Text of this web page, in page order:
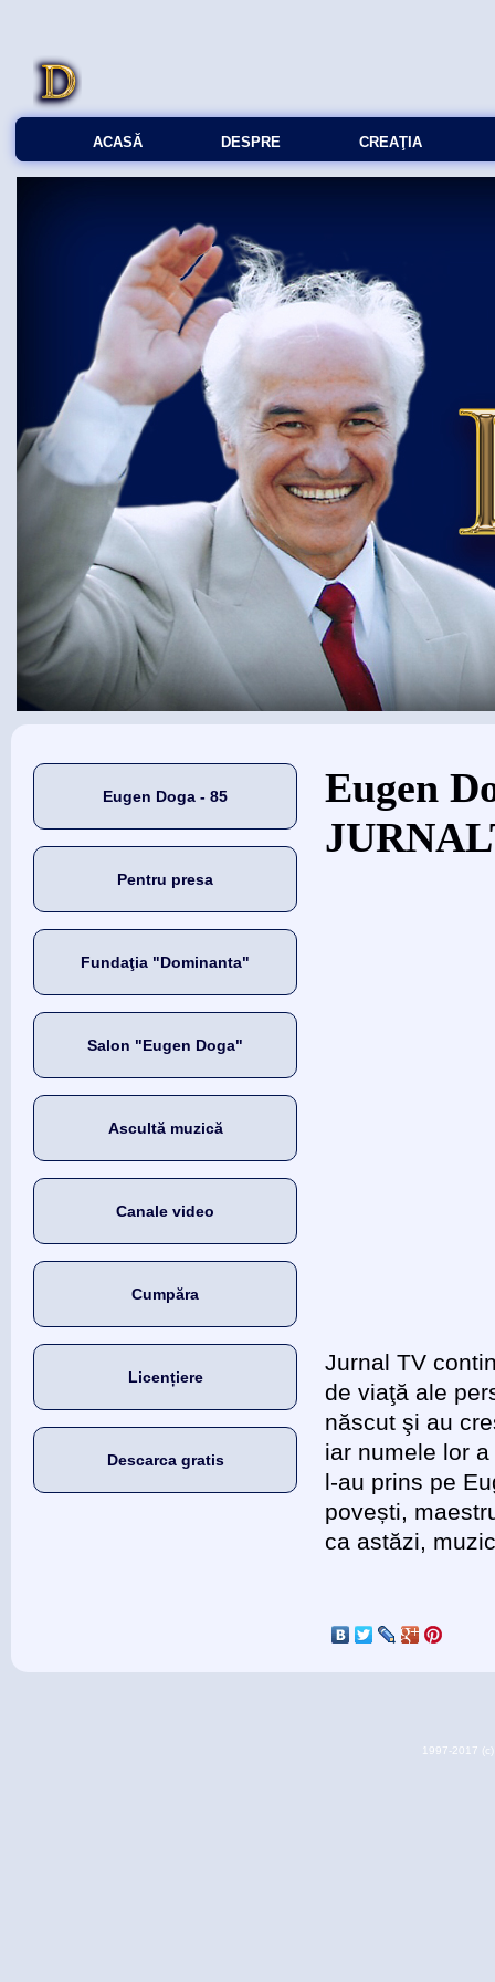
ACASĂ DESPRE CREAŢIA
Eugen Doga - 85
Pentru presa
Fundaţia "Dominanta"
Salon "Eugen Doga"
Ascultă muzică
Canale video
Cumpăra
Licențiere
Descarca gratis
Eşti aici
Eugen
Jurnal TV
de viaţă ale
născut şi au
iar numele lor
l-au prins pe
povești,
ca astăzi,
1997-2017